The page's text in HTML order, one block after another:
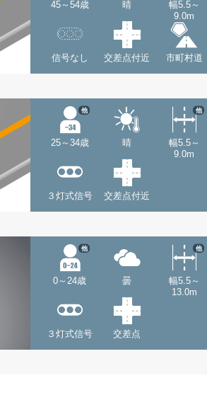
45～54歳 晴
幅5.5～
9.0m
信号なし 交差点付近 市町村道
25～34歳
他
晴
幅5.5～
9.0m
他
３灯式信号 交差点付近
0～24歳
他
曇
幅5.5～
13.0m
他
３灯式信号 交差点